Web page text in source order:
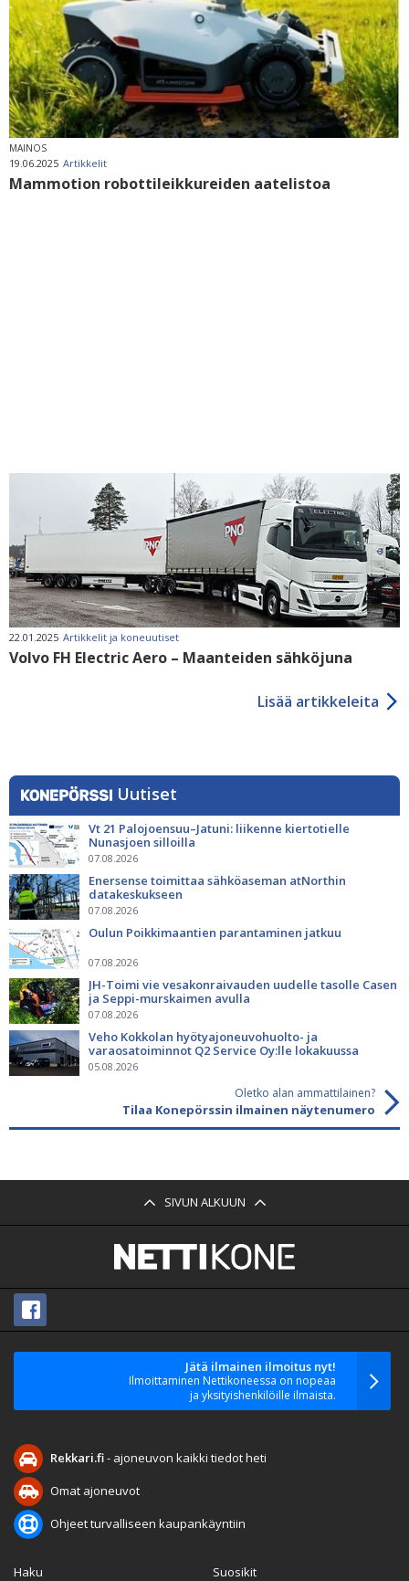
MAINOS
19.06.2025 Artikkelit
Mammotion robottileikkureiden aatelistoa
22.01.2025 Artikkelit ja koneuutiset
Volvo FH Electric Aero – Maanteiden sähköjuna
Lisää artikkeleita
Uutiset
Vt 21 Palojoensuu–Jatuni: liikenne kiertotielle
Nunasjoen silloilla
07.08.2026
Enersense toimittaa sähköaseman atNorthin
datakeskukseen
07.08.2026
Oulun Poikkimaantien parantaminen jatkuu
07.08.2026
JH-Toimi vie vesakonraivauden uudelle tasolle Casen
ja Seppi-murskaimen avulla
07.08.2026
Veho Kokkolan hyötyajoneuvohuolto- ja
varaosatoiminnot Q2 Service Oy:lle lokakuussa
05.08.2026
Oletko alan ammattilainen?
Tilaa Konepörssin ilmainen näytenumero
SIVUN ALKUUN
Jätä ilmainen ilmoitus nyt!
Ilmoittaminen Nettikoneessa on nopeaa
ja yksityishenkilöille ilmaista.
Rekkari.fi- ajoneuvon kaikki tiedot heti
Omat ajoneuvot
Ohjeet turvalliseen kaupankäyntiin
Haku
Suosikit